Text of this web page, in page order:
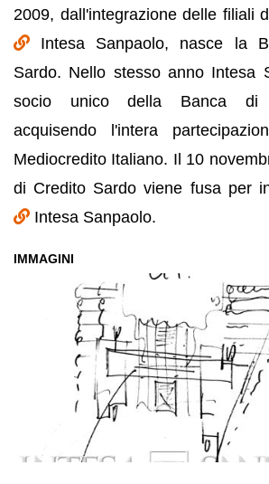
2009, dall'integrazione delle filiali
Intesa Sanpaolo, nasce la
Sardo. Nello stesso anno Intesa
socio unico della Banca di
acquisendo l'intera
Mediocredito Italiano. Il 10
di Credito Sardo viene fusa per
Intesa Sanpaolo.
IMMAGINI